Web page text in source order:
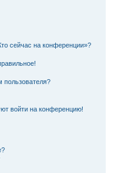
сейчас на конференции»?
войти на конференцию!